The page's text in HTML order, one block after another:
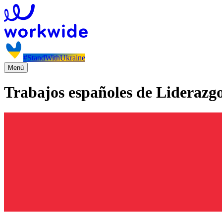
#StandWithUkraine
Menú
Trabajos españoles de